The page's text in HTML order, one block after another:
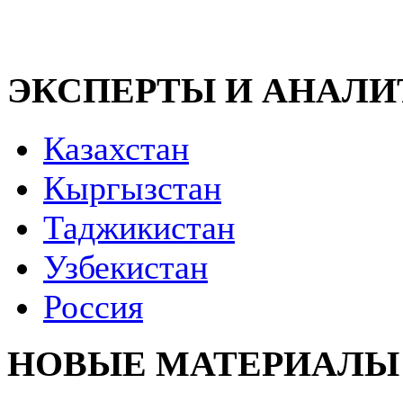
ЭКСПЕРТЫ И
Казахстан
Кыргызстан
Таджикистан
Узбекистан
Россия
НОВЫЕ МАТЕРИАЛЫ